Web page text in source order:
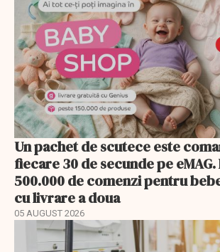
Un pachet de scutece este
fiecare 30 de secunde pe eMAG.
500.000 de comenzi pentru
cu livrare a doua
05 AUGUST 2026